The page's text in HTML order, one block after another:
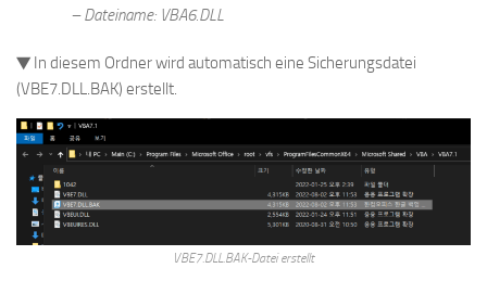
– Dateiname: VBA6.DLL
▼ In diesem Ordner wird automatisch eine Sicherungsdatei
(VBE7.DLL.BAK) erstellt.
VBE7.DLL.BAK-Datei erstellt